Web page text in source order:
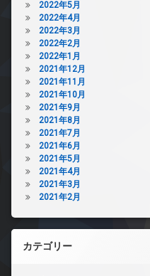
駐
輪
場
2022年5月
2022年4月
2022年3月
2022年2月
2022年1月
2021年12月
2021年11月
2021年10月
2021年9月
2021年8月
2021年7月
2021年6月
2021年5月
2021年4月
2021年3月
2021年2月
カテゴリー